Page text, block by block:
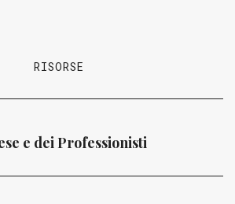
RISORSE
e dei Professionisti